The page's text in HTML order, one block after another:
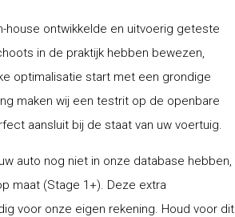
house ontwikkelde en uitvoerig geteste
in de praktijk hebben bewezen,
optimalisatie start met een grondige
maken wij een testrit op de openbare
aansluit bij de staat van uw voertuig.
auto nog niet in onze database hebben,
maat (Stage 1+). Deze extra
voor onze eigen rekening. Houd voor dit